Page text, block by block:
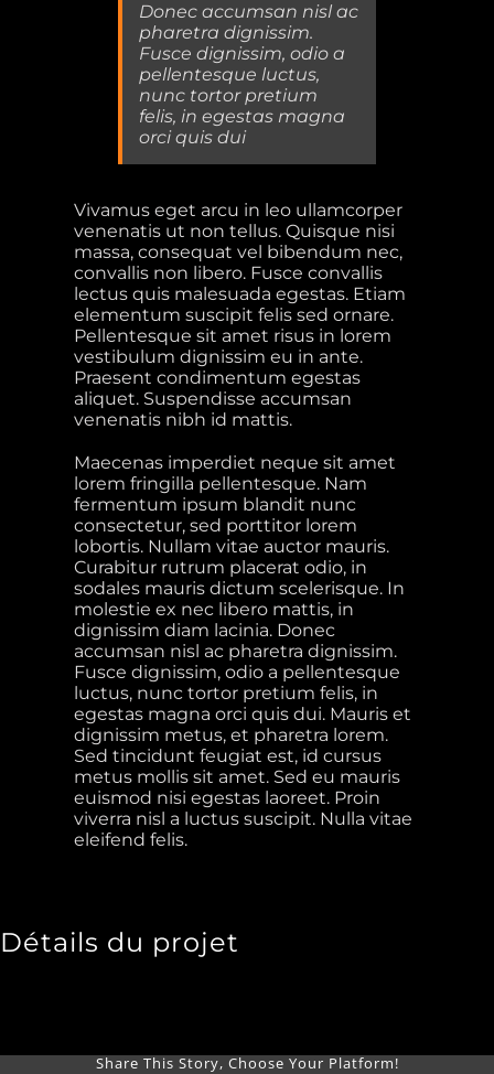
Donec accumsan nisl ac
pharetra dignissim.
Fusce dignissim, odio a
pellentesque luctus,
nunc tortor pretium
felis, in egestas magna
orci quis dui
Vivamus eget arcu in leo ullamcorper
venenatis ut non tellus. Quisque nisi
massa, consequat vel bibendum nec,
convallis non libero. Fusce convallis
lectus quis malesuada egestas. Etiam
elementum suscipit felis sed ornare.
Pellentesque sit amet risus in lorem
vestibulum dignissim eu in ante.
Praesent condimentum egestas
aliquet. Suspendisse accumsan
venenatis nibh id mattis.
Maecenas imperdiet neque sit amet
lorem fringilla pellentesque. Nam
fermentum ipsum blandit nunc
consectetur, sed porttitor lorem
lobortis. Nullam vitae auctor mauris.
Curabitur rutrum placerat odio, in
sodales mauris dictum scelerisque. In
molestie ex nec libero mattis, in
dignissim diam lacinia. Donec
accumsan nisl ac pharetra dignissim.
Fusce dignissim, odio a pellentesque
luctus, nunc tortor pretium felis, in
egestas magna orci quis dui. Mauris et
dignissim metus, et pharetra lorem.
Sed tincidunt feugiat est, id cursus
metus mollis sit amet. Sed eu mauris
euismod nisi egestas laoreet. Proin
viverra nisl a luctus suscipit. Nulla vitae
eleifend felis.
Détails du projet
Share This Story, Choose Your Platform!